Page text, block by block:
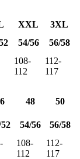
XXL
3XL
54/56 56/58
108-
112
112-
117
48
50
54/56 56/58
108-
112
112-
117